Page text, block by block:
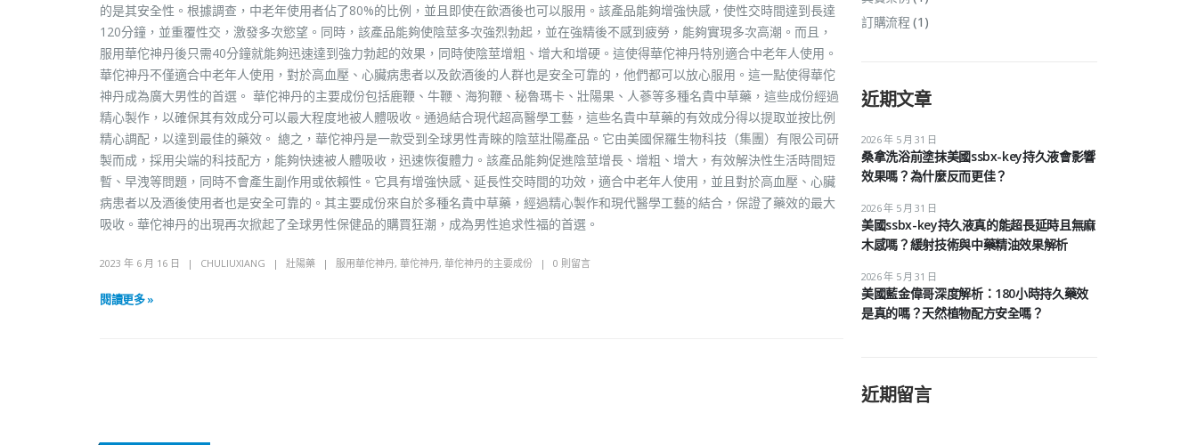
的是其安全性。根據調查，中老年使用者佔了80%的比例，並且即使在飲酒後也可以服用。該產品能夠增強快感，使性交時間達到長達
120分鐘，並重覆性交，激發多次慾望。同時，該產品能夠使陰莖多次強烈勃起，並在強精後不感到疲勞，能夠實現多次高潮。而且，
服用華佗神丹後只需40分鐘就能夠迅速達到強力勃起的效果，同時使陰莖增粗、增大和增硬。這使得華佗神丹特別適合中老年人使用。
華佗神丹不僅適合中老年人使用，對於高血壓、心臟病患者以及飲酒後的人群也是安全可靠的，他們都可以放心服用。這一點使得華佗
神丹成為廣大男性的首選。 華佗神丹的主要成份包括鹿鞭、牛鞭、海狗鞭、秘魯瑪卡、壯陽果、人蔘等多種名貴中草藥，這些成份經過
精心製作，以確保其有效成分可以最大程度地被人體吸收。通過結合現代超高醫學工藝，這些名貴中草藥的有效成分得以提取並按比例
精心調配，以達到最佳的藥效。 總之，華佗神丹是一款受到全球男性青睞的陰莖壯陽產品。它由美國保羅生物科技（集團）有限公司研
製而成，採用尖端的科技配方，能夠快速被人體吸收，迅速恢復體力。該產品能夠促進陰莖增長、增粗、增大，有效解決性生活時間短
暫、早洩等問題，同時不會產生副作用或依賴性。它具有增強快感、延長性交時間的功效，適合中老年人使用，並且對於高血壓、心臟
病患者以及酒後使用者也是安全可靠的。其主要成份來自於多種名貴中草藥，經過精心製作和現代醫學工藝的結合，保證了藥效的最大
吸收。華佗神丹的出現再次掀起了全球男性保健品的購買狂潮，成為男性追求性福的首選。
2023 年 6 月 16 日 CHULIUXIANG 壯陽藥 服用華佗神丹, 華佗神丹, 華佗神丹的主要成份 0 則留言
閱讀更多 »
訂購流程 (1)
近期文章
桑拿洗浴前塗抹美國ssbx-key持久液會影響
效果嗎？為什麼反而更佳？
2026 年 5 月 31 日
美國ssbx-key持久液真的能超長延時且無麻
木感嗎？緩射技術與中藥精油效果解析
2026 年 5 月 31 日
美國藍金偉哥深度解析：180小時持久藥效
是真的嗎？天然植物配方安全嗎？
2026 年 5 月 31 日
近期留言